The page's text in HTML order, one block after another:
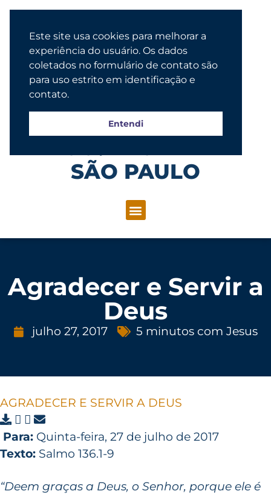
SÃO PAULO
Agradecer e Servir a
Deus
julho 27, 2017 5 minutos com Jesus
AGRADECER E SERVIR A DEUS
Para: Quinta-feira, 27 de julho de 2017
Texto: Salmo 136.1-9
“Deem graças a Deus, o Senhor, porque ele é
Este site usa cookies para melhorar a
experiência do usuário. Os dados
coletados no formulário de contato são
para uso estrito em identificação e
contato.
Entendi